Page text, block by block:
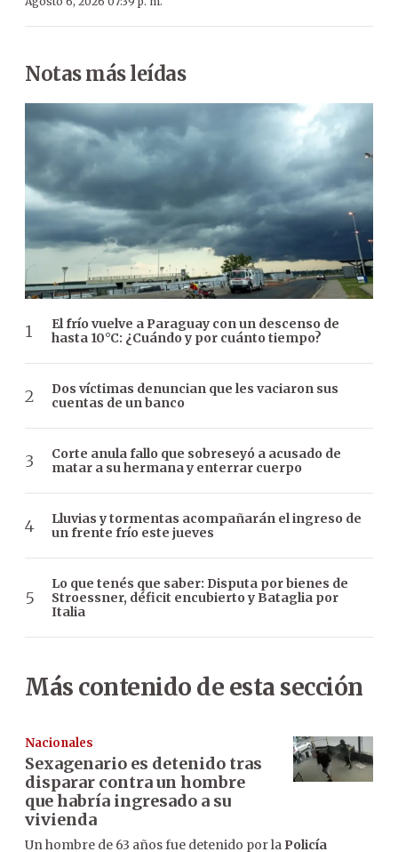
Notas más leídas
El frío vuelve a Paraguay con un descenso de
hasta 10°C: ¿Cuándo y por cuánto tiempo?
Dos víctimas denuncian que les vaciaron sus
cuentas de un banco
Corte anula fallo que sobreseyó a acusado de
matar a su hermana y enterrar cuerpo
Lluvias y tormentas acompañarán el ingreso de
un frente frío este jueves
Lo que tenés que saber: Disputa por bienes de
Stroessner, déficit encubierto y Bataglia por
Italia
Más contenido de esta sección
Nacionales
Sexagenario es detenido tras
disparar contra un hombre
que habría ingresado a su
vivienda
Un hombre de 63 años fue detenido por la Policía